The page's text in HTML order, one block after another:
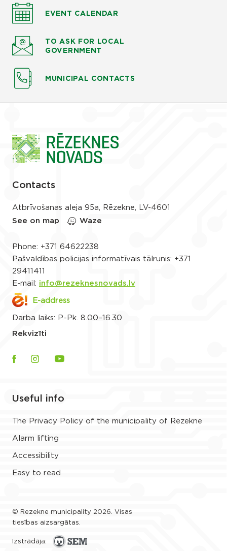
EVENT CALENDAR
TO ASK FOR LOCAL
GOVERNMENT
MUNICIPAL CONTACTS
Contacts
Atbrīvošanas aleja 95a, Rēzekne, LV-4601
See on map
Waze
Phone: +371 64622238
Pašvaldības policijas informatīvais tālrunis: +371
29411411
E-mail: info@rezeknesnovads.lv
E-address
Darba laiks: P.-Pk. 8.00–16.30
Rekvizīti
Useful info
The Privacy Policy of the municipality of Rezekne
Alarm lifting
Accessibility
Easy to read
© Rezekne municipality 2026. Visas
tiesības aizsargātas.
Izstrādāja: